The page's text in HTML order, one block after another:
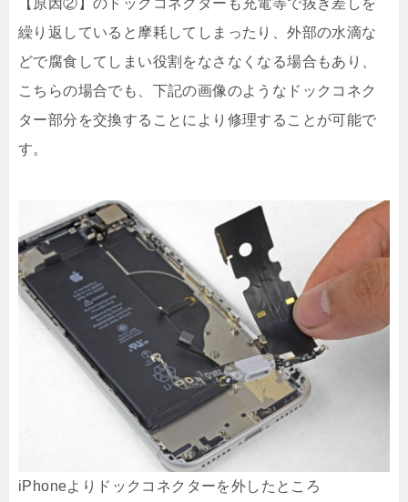
【原因②】のドックコネクターも充電等で抜き差しを
繰り返していると摩耗してしまったり、外部の水滴な
どで腐食してしまい役割をなさなくなる場合もあり、
こちらの場合でも、下記の画像のようなドックコネク
ター部分を交換することにより修理することが可能で
す。
iPhoneよりドックコネクターを外したところ